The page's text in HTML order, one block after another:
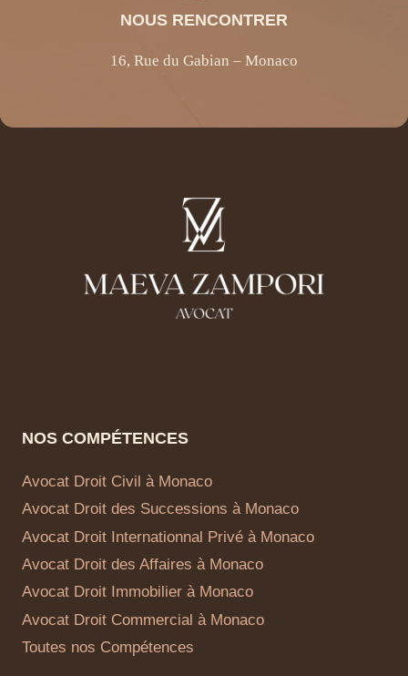
NOUS RENCONTRER
16, Rue du Gabian – Monaco
NOS COMPÉTENCES
Avocat Droit Civil à Monaco
Avocat Droit des Successions à Monaco
Avocat Droit Internationnal Privé à Monaco
Avocat Droit des Affaires à Monaco
Avocat Droit Immobilier à Monaco
Avocat Droit Commercial à Monaco
Toutes nos Compétences